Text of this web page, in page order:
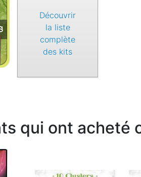
Découvrir
la liste
complète
des kits
qui ont acheté